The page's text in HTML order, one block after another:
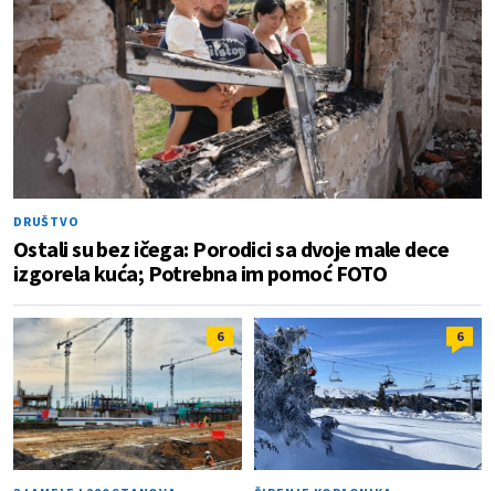
DRUŠTVO
Ostali su bez ičega: Porodici sa dvoje male dece
izgorela kuća; Potrebna im pomoć FOTO
6 6